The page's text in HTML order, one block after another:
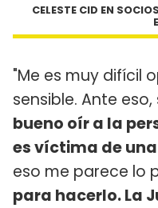
CELESTE CID EN
"Me es muy difícil
sensible. Ante eso,
bueno oír a la
es víctima de
eso me parece lo
para hacerlo. La